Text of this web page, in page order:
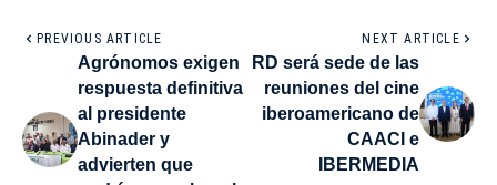
PREVIOUS ARTICLE
Agrónomos exigen
respuesta definitiva
al presidente
Abinader y
advierten que
NEXT ARTICLE
RD será sede de las
reuniones del cine
iberoamericano de
CAACI e
IBERMEDIA